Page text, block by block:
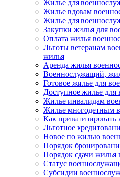
Жилье для
Жилье вдовам
Жилье для
Закупки жилья для
Оплата жилья
Льготы ветеранам
жилья
Аренда жилья
Военнослужащий,
Готовое жилье для
Доступное жилье для
Жилье инвалидам
Жилье многодетным
Как
Льготное
Новое по жилью
Порядок
Порядок сдачи
Статус
Субсидии